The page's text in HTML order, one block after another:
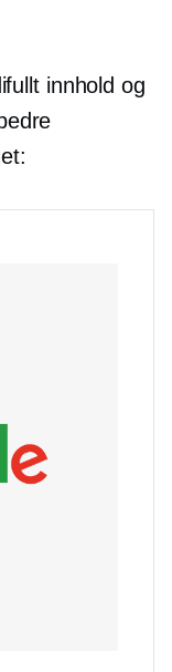
innhold og